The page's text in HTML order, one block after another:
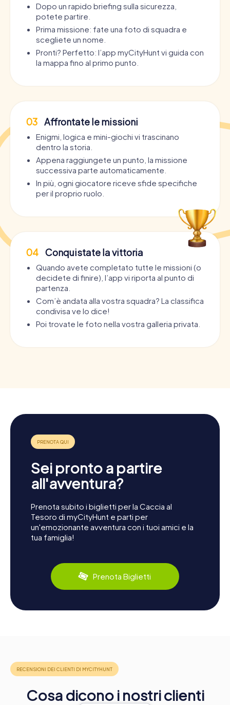
Dopo un rapido briefing sulla sicurezza,
potete partire.
Prima missione: fate una foto di squadra e
scegliete un nome.
Pronti? Perfetto: l’app myCityHunt vi guida con
la mappa fino al primo punto.
03 Affrontate le missioni
Enigmi, logica e mini-giochi vi trascinano
dentro la storia.
Appena raggiungete un punto, la missione
successiva parte automaticamente.
In più, ogni giocatore riceve sfide specifiche
per il proprio ruolo.
04 Conquistate la vittoria
Quando avete completato tutte le missioni (o
decidete di finire), l’app vi riporta al punto di
partenza.
Com’è andata alla vostra squadra? La classifica
condivisa ve lo dice!
Poi trovate le foto nella vostra galleria privata.
Sei pronto a partire
all'avventura?
Prenota subito i biglietti per la Caccia al
Tesoro di myCityHunt e parti per
un'emozionante avventura con i tuoi amici e la
tua famiglia!
Prenota Biglietti
Cosa dicono i nostri clienti